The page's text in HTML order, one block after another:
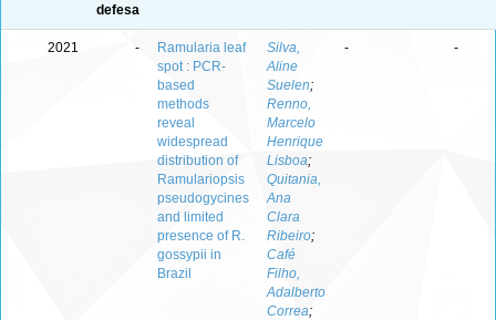
defesa
2021 -
Ramularia leaf
spot : PCR-
based
methods
reveal
widespread
distribution of
Ramulariopsis
pseudogycines
and limited
presence of R.
gossypii in
Brazil
Silva,
Aline
Suelen;
Renno,
Marcelo
Henrique
Lisboa;
Quitania,
Ana
Clara
Ribeiro;
Café
Filho,
Adalberto
Correa;
- -